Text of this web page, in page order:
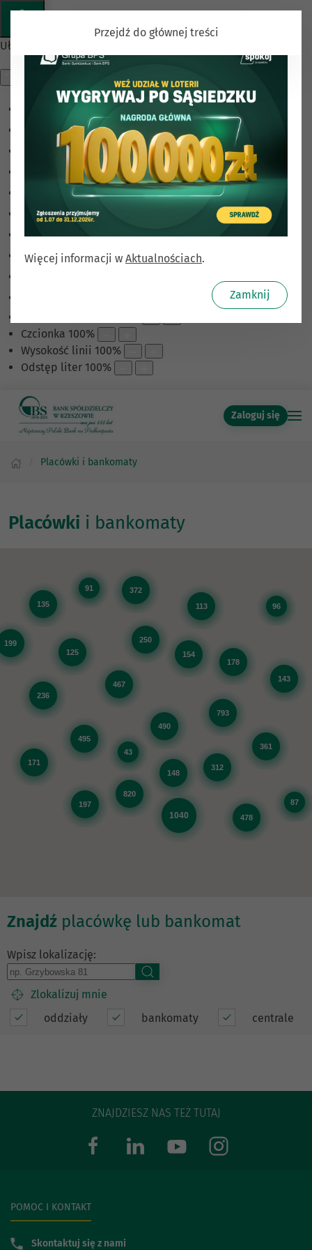
Ułatwienia dostępu
Monochromatyczny
Ciemny kontrast
Jasny kontrast
Niskie nasycenie
Wysokie nasycenie
Zaznacz linki
Zaznacz nagłówki
Czcionka 100%
Wysokość linii 100%
Odstęp liter 100%
Przejdź do głównej treści
Zaloguj się
Placówki i bankomaty
Placówki i bankomaty
478
178
236
495
1040
250
490
467
91
793
197
199
171
135
820
125
312
372
361
96
154
143
113
87
148
43
Znajdź placówkę lub bankomat
Wpisz lokalizację:
Zlokalizuj mnie
oddziały
bankomaty centrale
ZNAJDZIESZ NAS TEŻ TUTAJ
POMOC I KONTAKT
Skontaktuj się z nami
Więcej informacji w Aktualnościach.
Zamknij